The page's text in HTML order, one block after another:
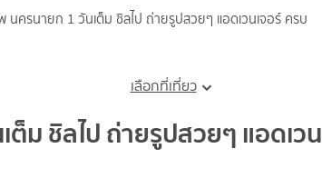
นครนายก 1 วันเต็ม ชิลไป ถ่ายรูปสวยๆ แอดเวนเจอร์ ครบ
เลือกที่เที่ยว
ม ชิลไป ถ่ายรูปสวยๆ แอดเวน